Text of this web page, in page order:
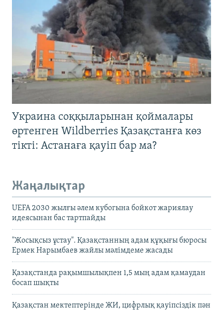
Украина соққыларынан қоймалары
өртенген Wildberries Қазақстанға көз
тікті: Астанаға қауіп бар ма?
Жаңалықтар
UEFA 2030 жылғы әлем кубогына бойкот жариялау
идеясынан бас тартпайды
"Жосықсыз ұстау". Қазақстанның адам құқығы бюросы
Ермек Нарымбаев жайлы мәлімдеме жасады
Қазақстанда рақымшылықпен 1,5 мың адам қамаудан
босап шықты
Қазақстан мектептерінде ЖИ, цифрлық қауіпсіздік пән